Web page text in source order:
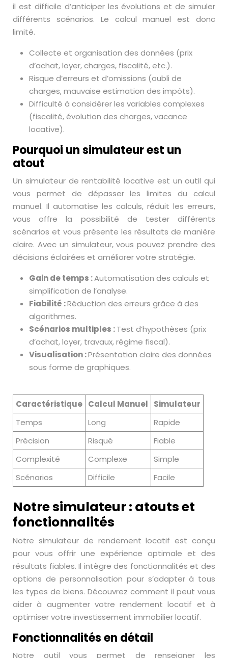
il est difficile d’anticiper les évolutions et de simuler
différents scénarios. Le calcul manuel est donc
limité.
Collecte et organisation des données (prix
d’achat, loyer, charges, fiscalité, etc.).
Risque d’erreurs et d’omissions (oubli de
charges, mauvaise estimation des impôts).
Difficulté à considérer les variables complexes
(fiscalité, évolution des charges, vacance
locative).
Pourquoi un simulateur est un
atout
Un simulateur de rentabilité locative est un outil qui
vous permet de dépasser les limites du calcul
manuel. Il automatise les calculs, réduit les erreurs,
vous offre la possibilité de tester différents
scénarios et vous présente les résultats de manière
claire. Avec un simulateur, vous pouvez prendre des
décisions éclairées et améliorer votre stratégie.
Gain de temps :Automatisation des calculs et
simplification de l’analyse.
Fiabilité :Réduction des erreurs grâce à des
algorithmes.
Scénarios multiples :Test d’hypothèses (prix
d’achat, loyer, travaux, régime fiscal).
Visualisation :Présentation claire des données
sous forme de graphiques.
Caractéristique Calcul Manuel
Simulateur
Temps
Long
Rapide
Précision
Risqué
Fiable
Complexité
Complexe
Simple
Scénarios
Difficile Facile
Notre simulateur : atouts et
fonctionnalités
Notre simulateur de rendement locatif est conçu
pour vous offrir une expérience optimale et des
résultats fiables. Il intègre des fonctionnalités et des
options de personnalisation pour s’adapter à tous
les types de biens. Découvrez comment il peut vous
aider à augmenter votre rendement locatif et à
optimiser votre investissement immobilier locatif.
Fonctionnalités en détail
Notre outil vous permet de renseigner les